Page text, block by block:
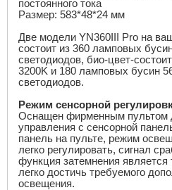
постоянного тока
Размер: 583*48*24 мм
Две модели YN360III Pro на
состоит из 360 ламповых
светодиодов, био-цвет-
3200K и 180 ламповых бусин
светодиодов.
Режим сенсорной
Оснащен фирменным пультом
управления с сенсорной
панель на пульте, режим
легко регулировать, сигнал
функция затемнения является
легко достичь требуемого
освещения.